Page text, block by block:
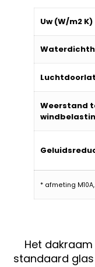
Uw (W/m2 K)
Weerstand
* afmeting M10A,
Het dakraam
standaard